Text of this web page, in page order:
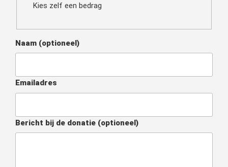
Kies zelf een bedrag
Naam (optioneel)
Emailadres
Bericht bij de donatie (optioneel)